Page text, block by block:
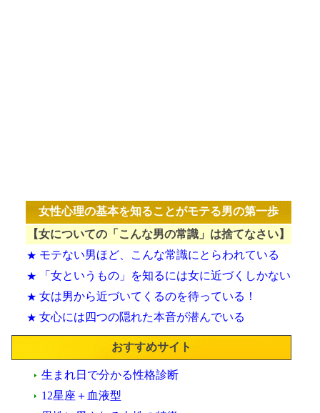
女性心理の基本を知ることがモテる男の第一歩
【女についての「こんな男の常識」は捨てなさい】
★ モテない男ほど、こんな常識にとらわれている
★
「女というもの」を知るには女に近づくしかない
★ 女は男から近づいてくるのを待っている！
★ 女心には四つの隠れた本音が潜んでいる
おすすめサイト
生まれ日で分かる性格診断
12星座＋血液型